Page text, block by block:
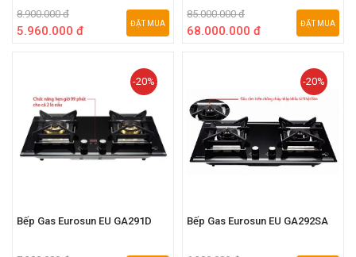
8.900.000 đ
5.960.000 đ
ĐẶT MUA
85.000.000 đ
68.000.000 đ
ĐẶT MUA
-20%
Bếp Gas Eurosun EU GA291D
-20%
Bếp Gas Eurosun EU GA292SA